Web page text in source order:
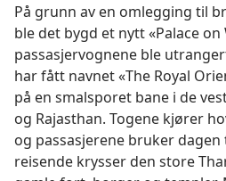
På grunn av en omlegging til
ble det bygd et nytt «Palace on
passasjervognene ble
har fått navnet «The Royal
på en smalsporet bane i de
og Rajasthan. Togene kjører
og passasjerene bruker
reisende krysser den store